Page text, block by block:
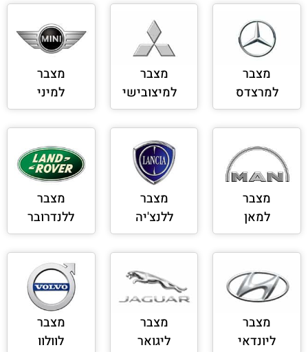
מצבר
למרצדס
מצבר
למיצובישי
מצבר
למיני
מצבר
למאן
מצבר
ללנצ'יה
מצבר
ללנדרובר
מצבר
ליונדאי
מצבר
ליגואר
מצבר
לוולוו